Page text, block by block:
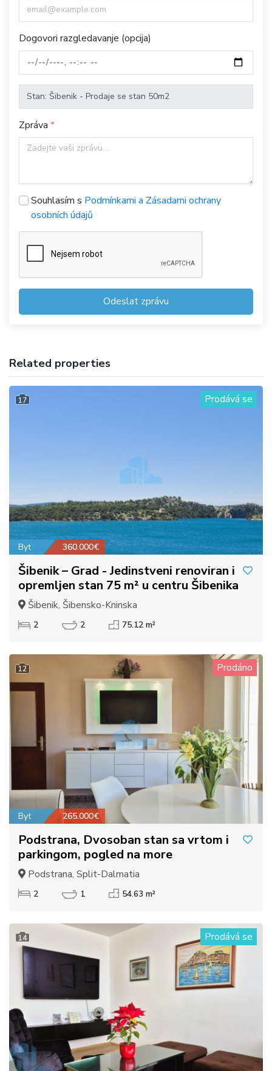
Dogovori razgledavanje (opcija)
Zpráva
Souhlasím s Podmínkami a Zásadami ochrany
osobních údajů
Odeslat zprávu
Related properties
17 Prodává se
Byt 360.000€
Šibenik – Grad - Jedinstveni renoviran i
opremljen stan 75 m² u centru Šibenika
Šibenik, Šibensko-Kninska
2 2 75.12 m²
12 Prodáno
Byt 265.000€
Podstrana, Dvosoban stan sa vrtom i
parkingom, pogled na more
Podstrana, Split-Dalmatia
2 1 54.63 m²
14 Prodává se